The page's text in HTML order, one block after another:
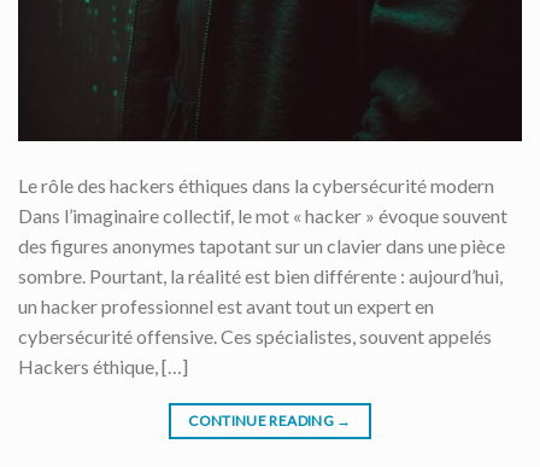
Le rôle des hackers éthiques dans la cybersécurité modern
Dans l’imaginaire collectif, le mot « hacker » évoque souvent
des figures anonymes tapotant sur un clavier dans une pièce
sombre. Pourtant, la réalité est bien différente : aujourd’hui,
un hacker professionnel est avant tout un expert en
cybersécurité offensive. Ces spécialistes, souvent appelés
Hackers éthique, […]
CONTINUE READING →